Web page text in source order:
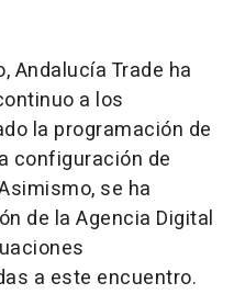
Andalucía Trade ha
a los
la programación de
configuración de
se ha
de la Agencia Digital
a este encuentro.